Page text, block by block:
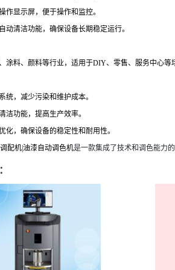
作显示屏，便于操作和监控。
动清洁功能，确保设备长期稳定运行。
涂料、颜料等行业，适用于DIY、零售、服务中心
统，减少污染和维护成本。
洁功能，提高生产效率。
化，确保设备的稳定性和耐用性。
配机|油漆自动调色机是一款集成了技术和调色能力